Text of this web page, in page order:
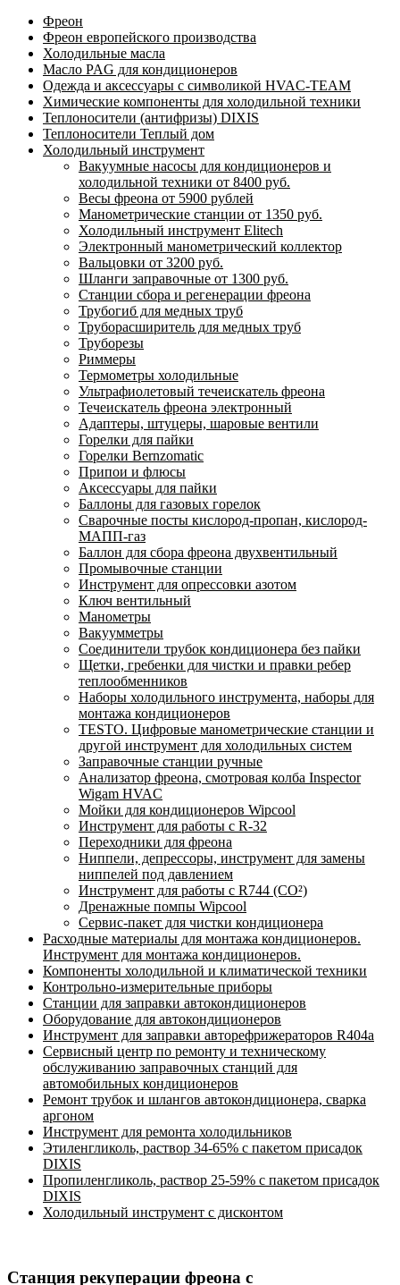
Фреон
Фреон европейского производства
Холодильные масла
Масло PAG для кондиционеров
Одежда и аксессуары с символикой HVAC-TEAM
Химические компоненты для холодильной техники
Теплоносители (антифризы) DIXIS
Теплоносители Теплый дом
Холодильный инструмент
Вакуумные насосы для кондиционеров и
холодильной техники от 8400 руб.
Весы фреона от 5900 рублей
Манометрические станции от 1350 руб.
Холодильный инструмент Elitech
Электронный манометрический коллектор
Вальцовки от 3200 руб.
Шланги заправочные от 1300 руб.
Станции сбора и регенерации фреона
Трубогиб для медных труб
Труборасширитель для медных труб
Труборезы
Риммеры
Термометры холодильные
Ультрафиолетовый течеискатель фреона
Течеискатель фреона электронный
Адаптеры, штуцеры, шаровые вентили
Горелки для пайки
Горелки Bernzomatic
Припои и флюсы
Аксессуары для пайки
Баллоны для газовых горелок
Сварочные посты кислород-пропан, кислород-
МАПП-газ
Баллон для сбора фреона двухвентильный
Промывочные станции
Инструмент для опрессовки азотом
Ключ вентильный
Манометры
Вакуумметры
Соединители трубок кондиционера без пайки
Щетки, гребенки для чистки и правки ребер
теплообменников
Наборы холодильного инструмента, наборы для
монтажа кондиционеров
TESTO. Цифровые манометрические станции и
другой инструмент для холодильных систем
Заправочные станции ручные
Анализатор фреона, смотровая колба Inspector
Wigam HVAC
Мойки для кондиционеров Wipcool
Инструмент для работы с R-32
Переходники для фреона
Ниппели, депрессоры, инструмент для замены
ниппелей под давлением
Инструмент для работы с R744 (CO²)
Дренажные помпы Wipcool
Сервис-пакет для чистки кондиционера
Расходные материалы для монтажа кондиционеров.
Инструмент для монтажа кондиционеров.
Компоненты холодильной и климатической техники
Контрольно-измерительные приборы
Станции для заправки автокондиционеров
Оборудование для автокондиционеров
Инструмент для заправки авторефрижераторов R404a
Сервисный центр по ремонту и техническому
обслуживанию заправочных станций для
автомобильных кондиционеров
Ремонт трубок и шлангов автокондиционера, сварка
аргоном
Инструмент для ремонта холодильников
Этиленгликоль, раствор 34-65% с пакетом присадок
DIXIS
Пропиленгликоль, раствор 25-59% с пакетом присадок
DIXIS
Холодильный инструмент с дисконтом
Станция рекуперации фреона с